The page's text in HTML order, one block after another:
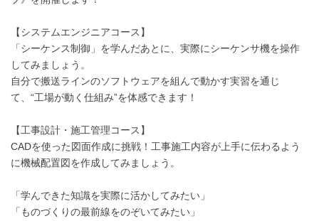
【システムエンジニアコース】
「シーケンス制御」を学んだあとに、実際にシーケンサ機を操作
してみましょう。
自分で搬送ラインのソフトウェアを組んで動かす実習を通じ
て、“工場が動く仕組み”を体感できます！
【工事設計・施工管理コース】
CADを使った図面作成に挑戦！工事施工内容が上手に伝わるよう
に機械配置図を作成してみましょう。
「学んできた知識を実際に活かしてみたい」
「ものづくりの最前線をのぞいてみたい」